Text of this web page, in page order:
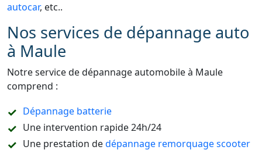
autocar, etc..
Nos services de dépannage auto
à Maule
Notre service de dépannage automobile à Maule
comprend :
Dépannage batterie
Une intervention rapide 24h/24
Une prestation dedépannage remorquage scooter